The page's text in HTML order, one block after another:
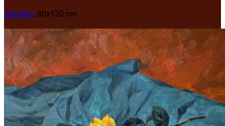
Sơn dầu, 80x120 cm